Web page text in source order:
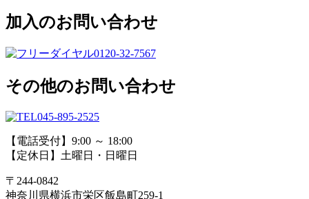
加入のお問い合わせ
0120-32-7567
その他のお問い合わせ
045-895-2525
【電話受付】9:00 ～ 18:00
【定休日】土曜日・日曜日
〒244-0842
神奈川県横浜市栄区飯島町259-1